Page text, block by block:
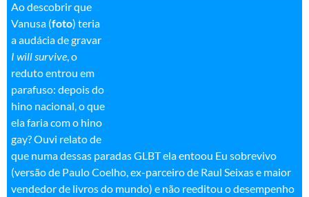
ela faria com o hino
gay? Ouvi relato de
que numa dessas paradas GLBT ela entoou Eu sobrevivo
(versão de Paulo Coelho, ex-parceiro de Raul Seixas e maior
vendedor de livros do mundo) e não reeditou o desempenho
obtido com a canção de Osório Duque Estrada e Francisco
Manuel da Silva, quer dizer, sob o ataque vanusiano, a música
fez o que faz nos últimos trinta anos: sobreviveu. Afaste os
móveis, aperte o play e solte a fran…, isto é, mande ver
(escolhemos Gloria Gaynor, para prevenir acidentes com o
“hino”).